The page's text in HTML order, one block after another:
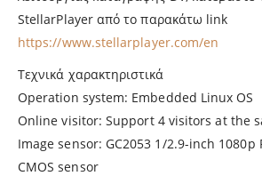
StellarPlayer από το παρακάτω link
https://www.stellarplayer.com/en
Τεχνικά χαρακτηριστικά
Operation system: Embedded Linux OS
Online visitor: Support 4 visitors at the
Image sensor: GC2053 1/2.9-inch 1080p
CMOS sensor